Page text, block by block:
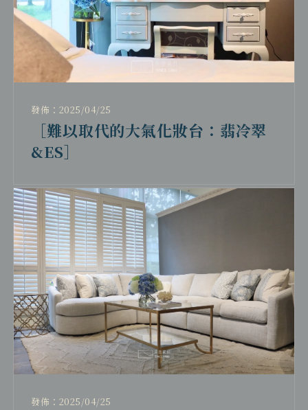
［難以取代的大氣化妝台：翡冷翠
&ES］
發佈：2025/04/25
發佈：2025/04/25